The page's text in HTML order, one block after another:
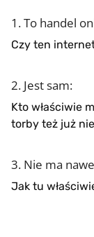
1. To handel
Czy ten
2. Jest sam:
Kto właściwie
torby też już
3. Nie ma
Jak tu